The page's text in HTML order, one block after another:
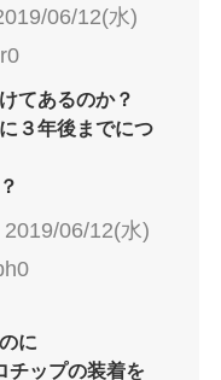
06/12(水)
てあるのか？
３年後までにつ
2019/06/12(水)
に
チップの装着を